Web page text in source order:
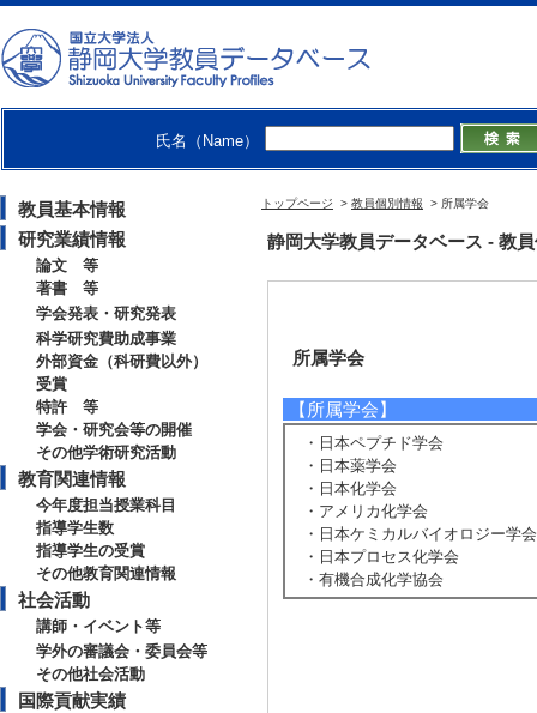
氏名（Name）
教員基本情報
研究業績情報
論文 等
著書 等
学会発表・研究発表
科学研究費助成事業
外部資金（科研費以外）
受賞
特許 等
学会・研究会等の開催
その他学術研究活動
教育関連情報
今年度担当授業科目
指導学生数
指導学生の受賞
その他教育関連情報
社会活動
講師・イベント等
学外の審議会・委員会等
その他社会活動
国際貢献実績
トップページ > 教員個別情報 > 所属学会
静岡大学教員データベース - 教
所属学会
【所属学会】
・日本ペプチド学会
・日本薬学会
・日本化学会
・アメリカ化学会
・日本ケミカルバイオロジー学会
・日本プロセス化学会
・有機合成化学協会